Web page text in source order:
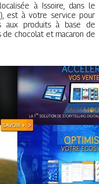
à Issoire, dans le
est à votre service pour
aux produits à base de
chocolat et macaron de